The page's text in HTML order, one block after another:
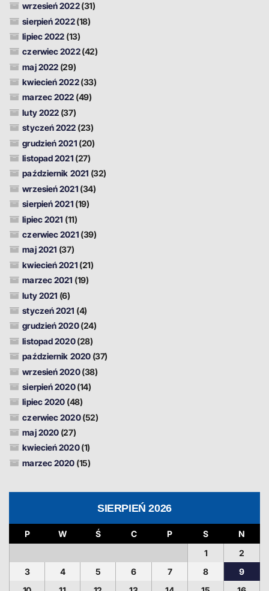
wrzesień 2022(31)
sierpień 2022(18)
lipiec 2022 (13)
czerwiec 2022(42)
maj 2022 (29)
kwiecień 2022(33)
marzec 2022 (49)
luty 2022 (37)
styczeń 2022 (23)
grudzień 2021 (20)
listopad 2021 (27)
październik 2021 (32)
wrzesień 2021 (34)
sierpień 2021 (19)
lipiec 2021 (11)
czerwiec 2021 (39)
maj 2021 (37)
kwiecień 2021 (21)
marzec 2021 (19)
luty 2021 (6)
styczeń 2021 (4)
grudzień 2020(24)
listopad 2020(28)
październik 2020(37)
wrzesień 2020(38)
sierpień 2020(14)
lipiec 2020 (48)
czerwiec 2020(52)
maj 2020 (27)
kwiecień 2020(1)
marzec 2020 (15)
SIERPIEŃ 2026
P W Ś C P S
N
1
2
3
4 5 6 7 8
9